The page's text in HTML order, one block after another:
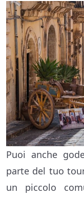
Puoi anche
parte del tuo
un piccolo